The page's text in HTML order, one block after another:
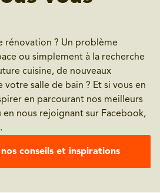
rénovation ? Un problème
ou simplement à la recherche
cuisine, de nouveaux
votre salle de bain ? Et si vous en
en parcourant nos meilleurs
nous rejoignant sur Facebook,
conseils et inspirations